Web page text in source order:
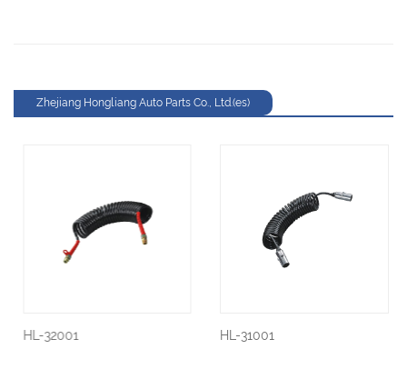
Zhejiang Hongliang Auto Parts Co., Ltd.(es)
HL-32001 HL-31001